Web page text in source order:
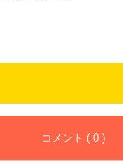
コメント ( 0 )